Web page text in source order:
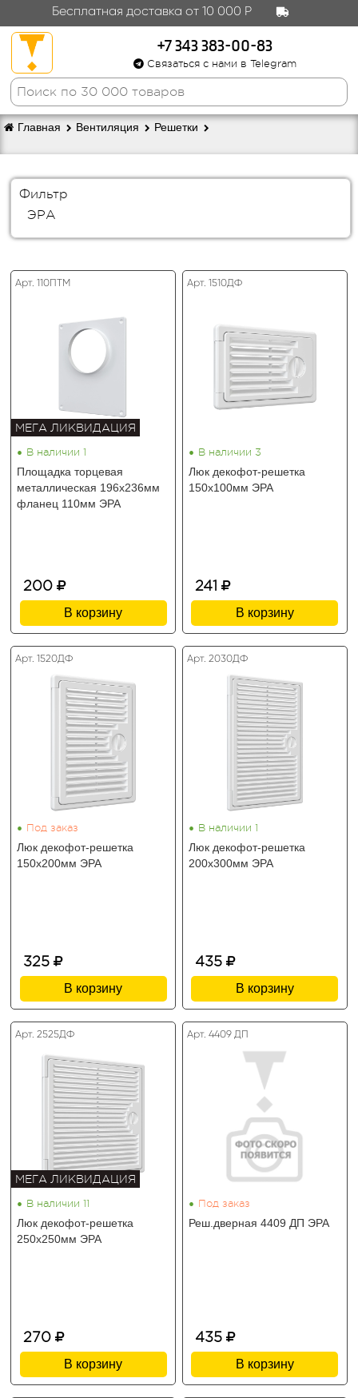
Бесплатная доставка от 10 000 Р
+7 343 383-00-83
Связаться с нами в Telegram
Решетки
Вентиляция
Главная
Фильтр
ЭРА
Арт. 110ПТМ
МЕГА ЛИКВИДАЦИЯ
• В наличии 1
Площадка торцевая
металлическая 196х236мм
фланец 110мм ЭРА
200
В корзину
Арт. 1510ДФ
• В наличии 3
Люк декофот-решетка
150х100мм ЭРА
241
В корзину
Арт. 1520ДФ
• Под заказ
Люк декофот-решетка
150х200мм ЭРА
325
В корзину
Арт. 2030ДФ
• В наличии 1
Люк декофот-решетка
200х300мм ЭРА
435
В корзину
Арт. 2525ДФ
МЕГА ЛИКВИДАЦИЯ
• В наличии 11
Люк декофот-решетка
250х250мм ЭРА
270
В корзину
Арт. 4409 ДП
• Под заказ
Реш.дверная 4409 ДП ЭРА
435
В корзину